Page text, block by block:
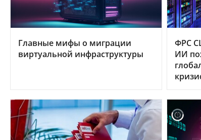
Главные мифы о миграции
виртуальной инфраструктуры
ФРС
ИИ